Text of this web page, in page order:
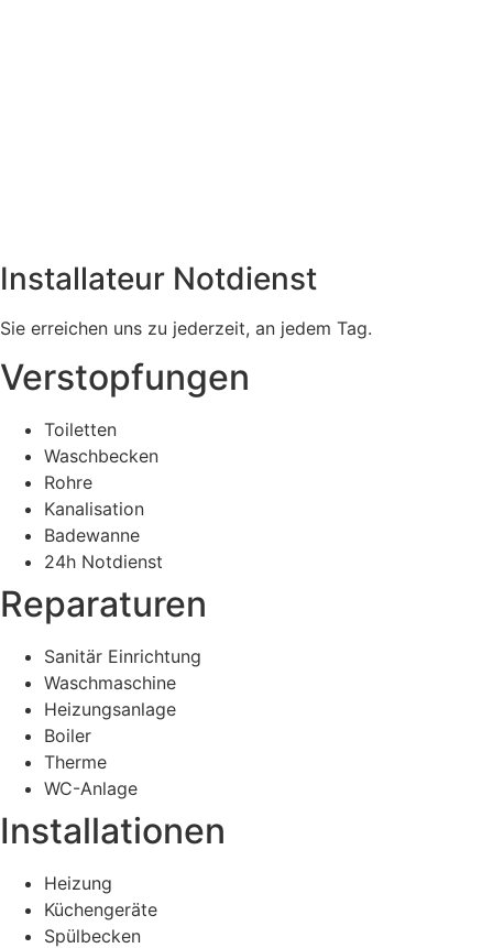
Installateur Notdienst
Sie erreichen uns zu jederzeit, an jedem Tag.
Verstopfungen
Toiletten
Waschbecken
Rohre
Kanalisation
Badewanne
24h Notdienst
Reparaturen
Sanitär Einrichtung
Waschmaschine
Heizungsanlage
Boiler
Therme
WC-Anlage
Installationen
Heizung
Küchengeräte
Spülbecken